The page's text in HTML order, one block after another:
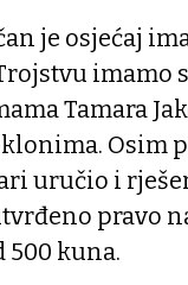
je osjećaj
imamo
Tamara
Osim
uručio i
pravo
500 kuna.